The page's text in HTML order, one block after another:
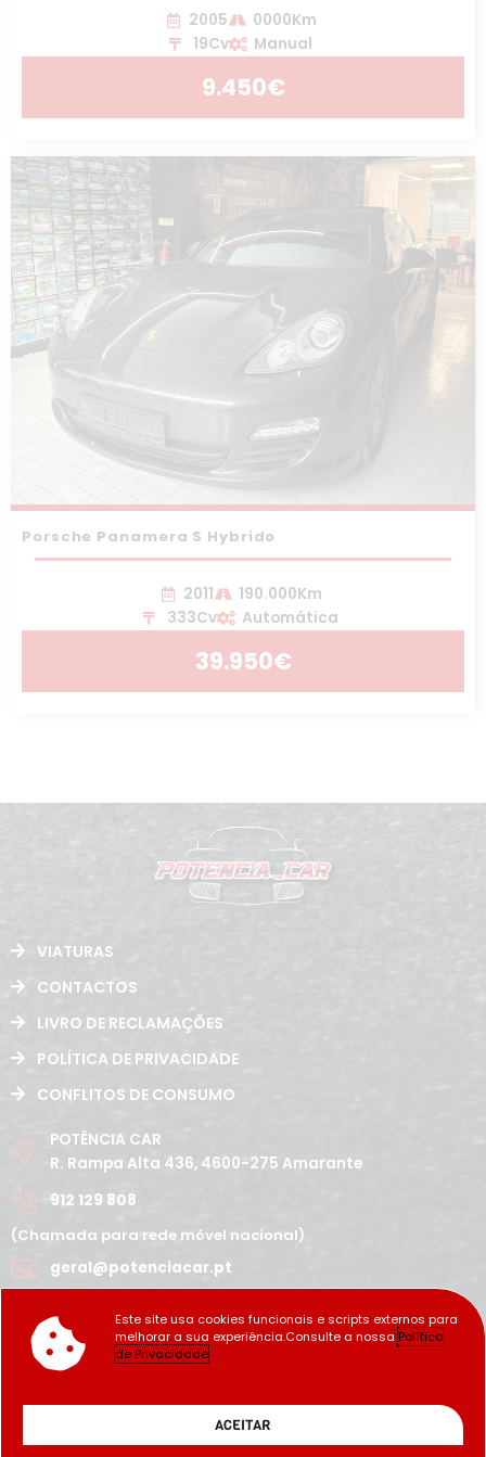
2005
0000Km
19Cv
Manual
9.450€
Porsche Panamera S Hybrido
2011
190.000Km
333Cv
Automática
39.950€
VIATURAS
CONTACTOS
LIVRO DE RECLAMAÇÕES
POLÍTICA DE PRIVACIDADE
CONFLITOS DE CONSUMO
POTÊNCIA CAR
R. Rampa Alta 436, 4600-275 Amarante
912 129 808
(Chamada para rede móvel nacional)
geral@potenciacar.pt
10:00h - 12:30h | 14h 19:30h
Domingo
Fechado
Copyright Potência_Car ©2022
Este site usa cookies funcionais e scripts externos para
melhorar a sua experiência.Consulte a nossaPolítica
de Privacidade
ACEITAR